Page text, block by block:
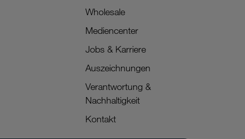
Wholesale
Mediencenter
Jobs & Karriere
Auszeichnungen
Verantwortung &
Nachhaltigkeit
Kontakt